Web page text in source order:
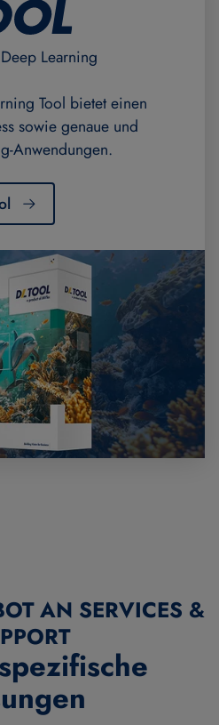
Learning
Tool bietet einen
sowie genaue und
Anwendungen.
AN SERVICES &